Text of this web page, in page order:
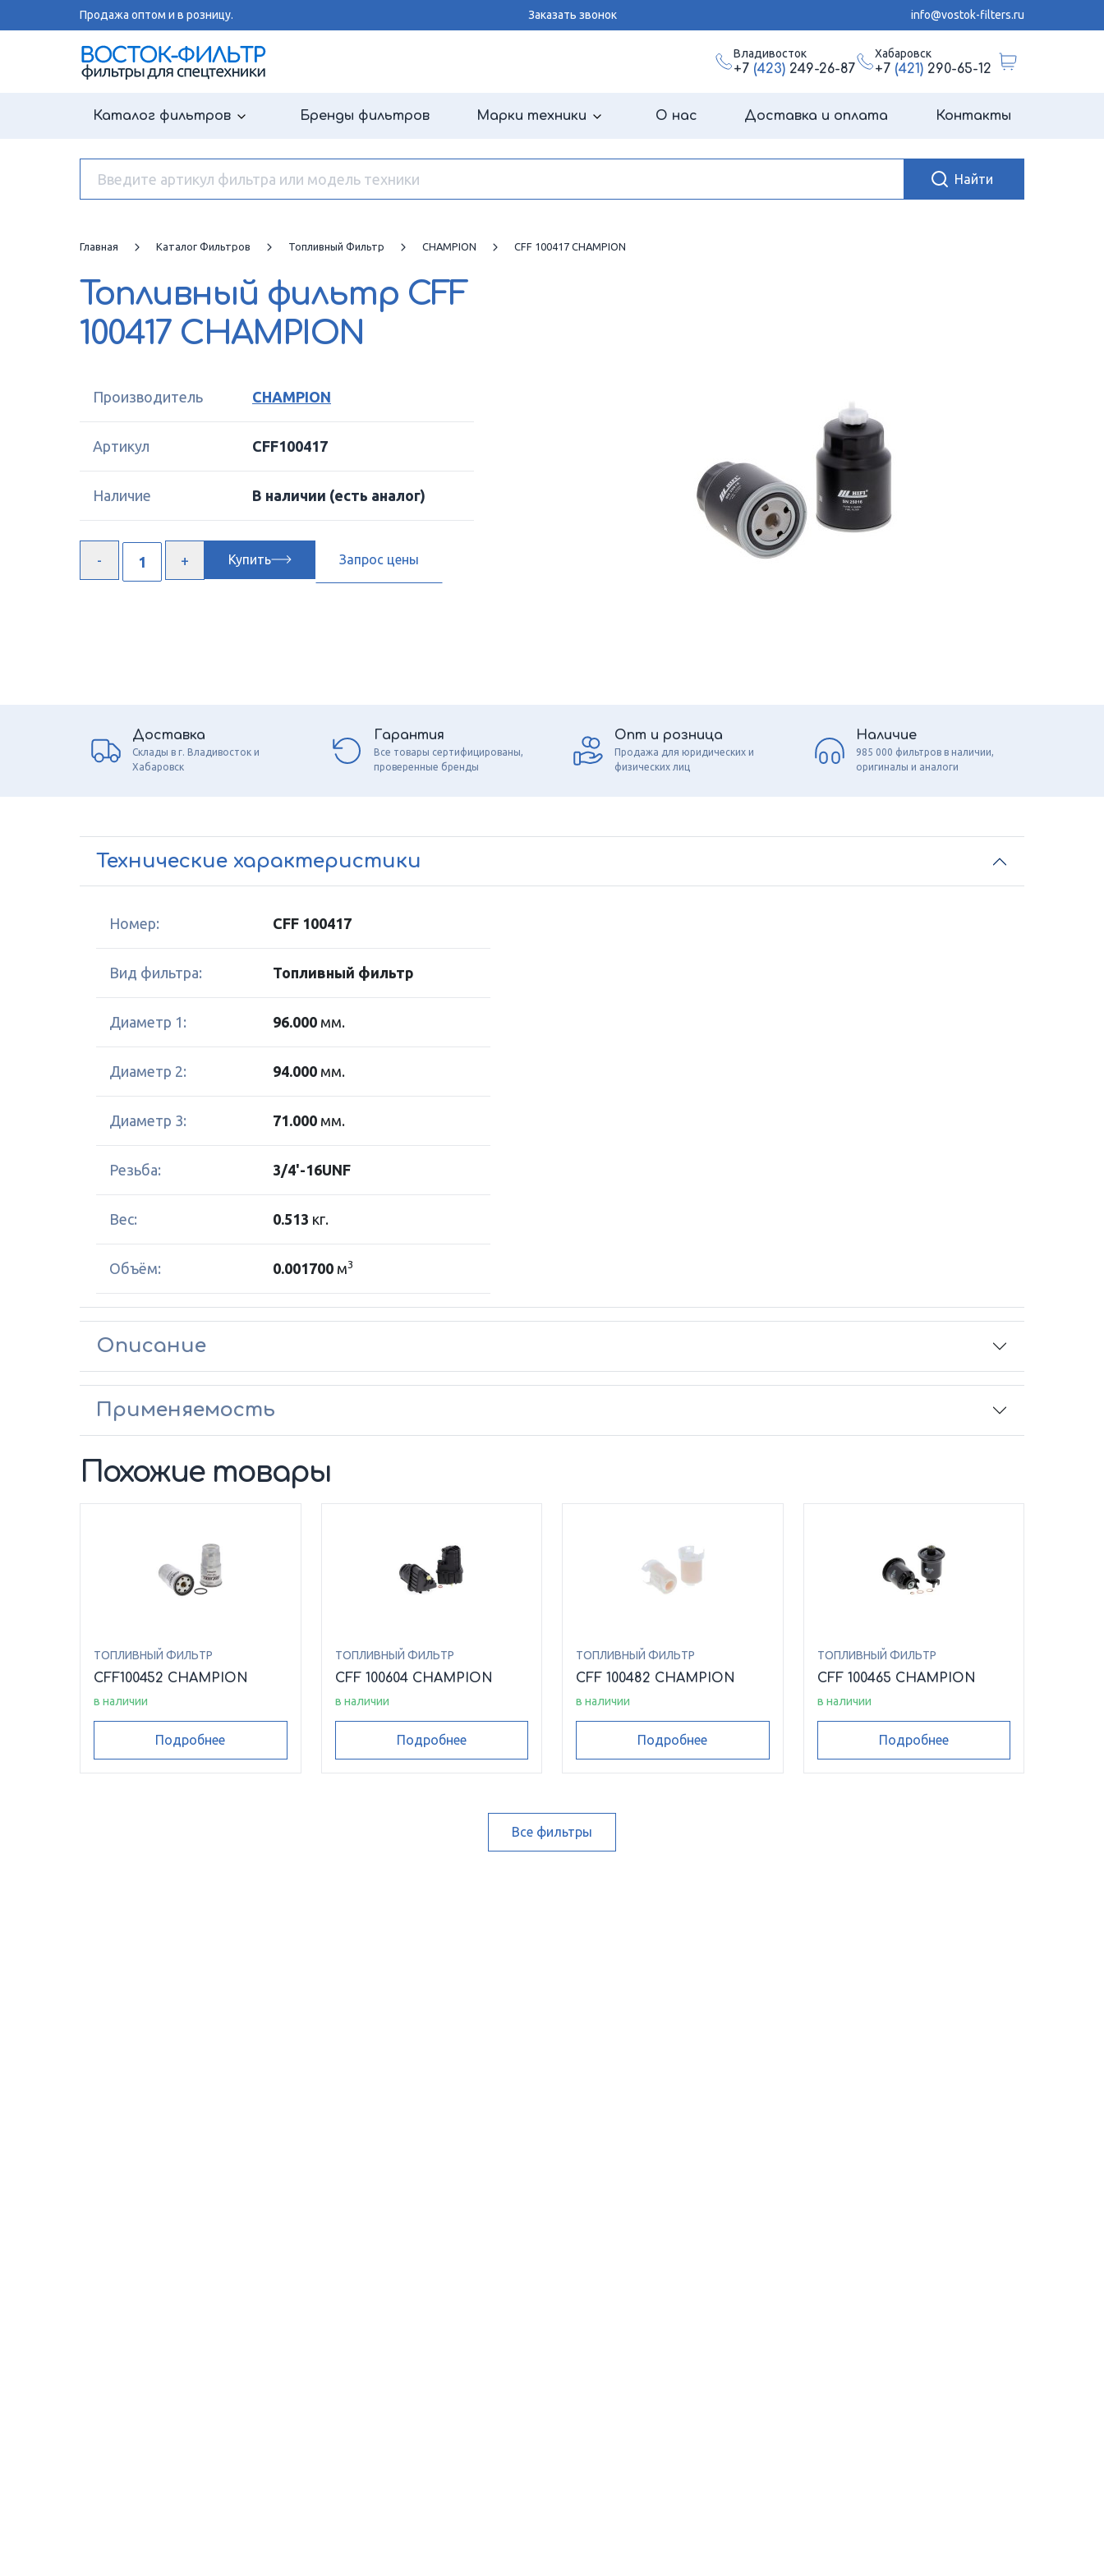
Продажа оптом и в розницу. Заказать звонок info@vostok-filters.ru
Владивосток
+7 (423)249-26-87
Хабаровск
+7 (421)290-65-12
Каталог фильтров Бренды фильтров Марки техники О нас Доставка и оплата Контакты
Главная Каталог Фильтров Топливный Фильтр CHAMPION CFF 100417 CHAMPION
Топливный фильтр CFF
100417 CHAMPION
Производитель CHAMPION
Артикул CFF100417
Наличие В наличии (есть аналог)
Купить Запрос цены
Доставка
Склады в г. Владивосток и
Хабаровск
Гарантия
Все товары сертифицированы,
проверенные бренды
Опт и розница
Продажа для юридических и
физических лиц
Наличие
985 000 фильтров в наличии,
оригиналы и аналоги
Технические характеристики
Номер: CFF 100417
Вид фильтра: Топливный фильтр
Диаметр 1: 96.000 мм.
Диаметр 2: 94.000 мм.
Диаметр 3: 71.000 мм.
Резьба: 3/4'-16UNF
Вес: 0.513 кг.
Объём: 0.001700 м3
Описание
Применяемость
Похожие товары
ТОПЛИВНЫЙ ФИЛЬТР
CFF100452 CHAMPION
в наличии
Подробнее
ТОПЛИВНЫЙ ФИЛЬТР
CFF 100604 CHAMPION
в наличии
Подробнее
ТОПЛИВНЫЙ ФИЛЬТР
CFF 100482 CHAMPION
в наличии
Подробнее
ТОПЛИВНЫЙ ФИЛЬТР
CFF 100465 CHAMPION
в наличии
Подробнее
Все фильтры